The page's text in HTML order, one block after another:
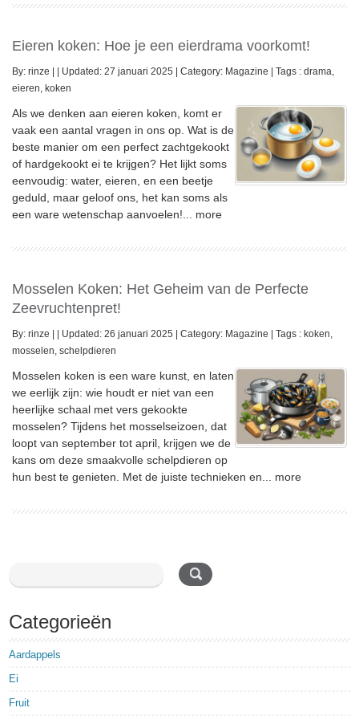
Eieren koken: Hoe je een eierdrama voorkomt!
By:rinze Updated: 27 januari 2025 Category: Magazine Tags :drama,
eieren, koken
Als we denken aan eieren koken, komt er
vaak een aantal vragen in ons op. Wat is de
beste manier om een perfect zachtgekookt
of hardgekookt ei te krijgen? Het lijkt soms
eenvoudig: water, eieren, en een beetje
geduld, maar geloof ons, het kan soms als
een ware wetenschap aanvoelen!... more
Mosselen Koken: Het Geheim van de Perfecte
Zeevruchtenpret!
By:rinze Updated: 26 januari 2025 Category: Magazine Tags : koken,
mosselen,schelpdieren
Mosselen koken is een ware kunst, en laten
we eerlijk zijn: wie houdt er niet van een
heerlijke schaal met vers gekookte
mosselen? Tijdens het mosselseizoen, dat
loopt van september tot april, krijgen we de
kans om deze smaakvolle schelpdieren op
hun best te genieten. Met de juiste technieken en... more
Categorieën
Aardappels
Ei
Fruit